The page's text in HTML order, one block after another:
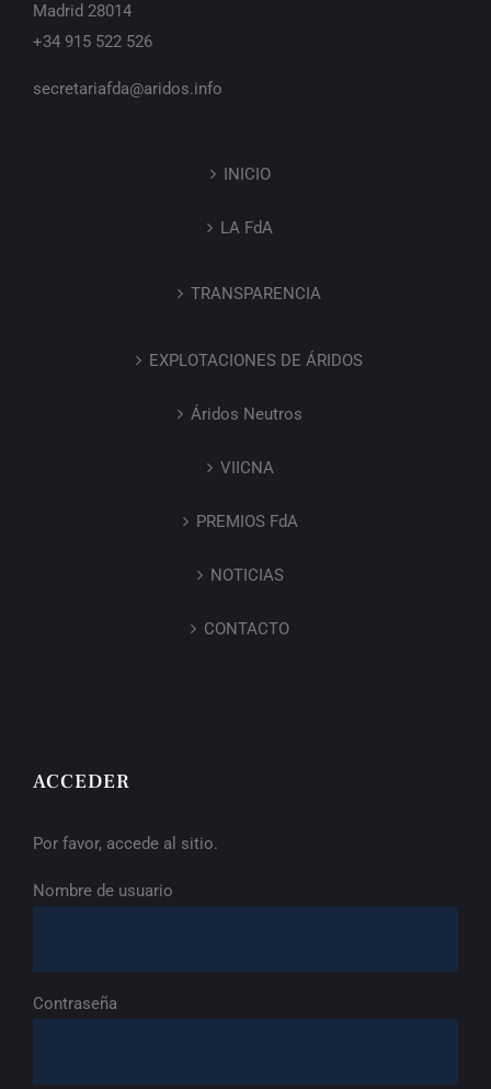
Madrid 28014
+34 915 522 526
secretariafda@aridos.info
INICIO
LA FdA
TRANSPARENCIA
EXPLOTACIONES DE ÁRIDOS
Áridos Neutros
VIICNA
PREMIOS FdA
NOTICIAS
CONTACTO
ACCEDER
Por favor, accede al sitio.
Nombre de usuario
Contraseña